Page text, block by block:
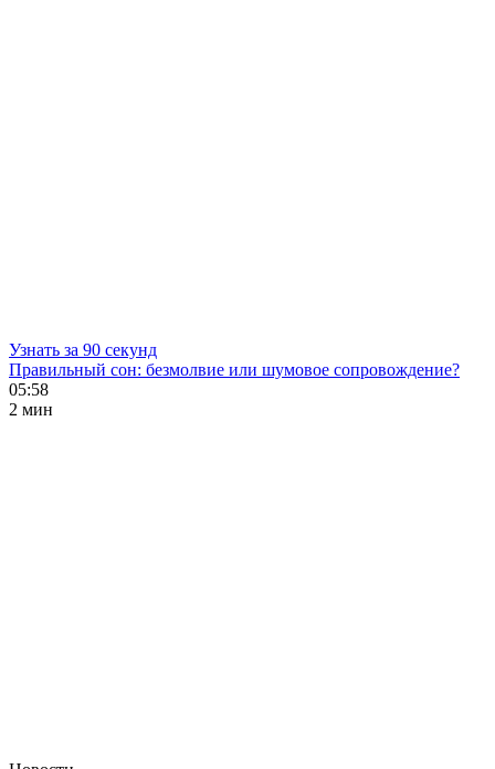
Узнать за 90 секунд
Правильный сон: безмолвие или шумовое сопровождение?
05:58
2 мин